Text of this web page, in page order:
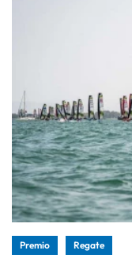
Premio Regate